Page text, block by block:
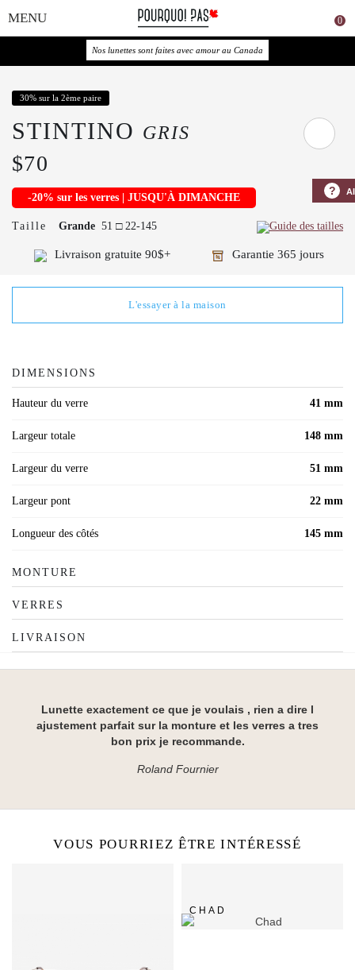
Nos lunettes sont faites avec amour au Canada
0
30% sur la 2ème paire
STINTINO GRIS
$70
-20% sur les verres | JUSQU'À DIMANCHE
Taille Guide des tailles
Grande 51 □ 22-145
Livraison gratuite 90$+ Garantie 365 jours
L'essayer à la maison
DIMENSIONS
Hauteur du verre 41 mm
Largeur totale 148 mm
Largeur du verre 51 mm
Largeur pont 22 mm
Longueur des côtés 145 mm
MONTURE
VERRES
LIVRAISON
Lunette exactement ce que je voulais , rien a dire l
ajustement parfait sur la monture et les verres a tres
bon prix je recommande.
Roland Fournier
VOUS POURRIEZ ÊTRE INTÉRESSÉ
CHAD
?